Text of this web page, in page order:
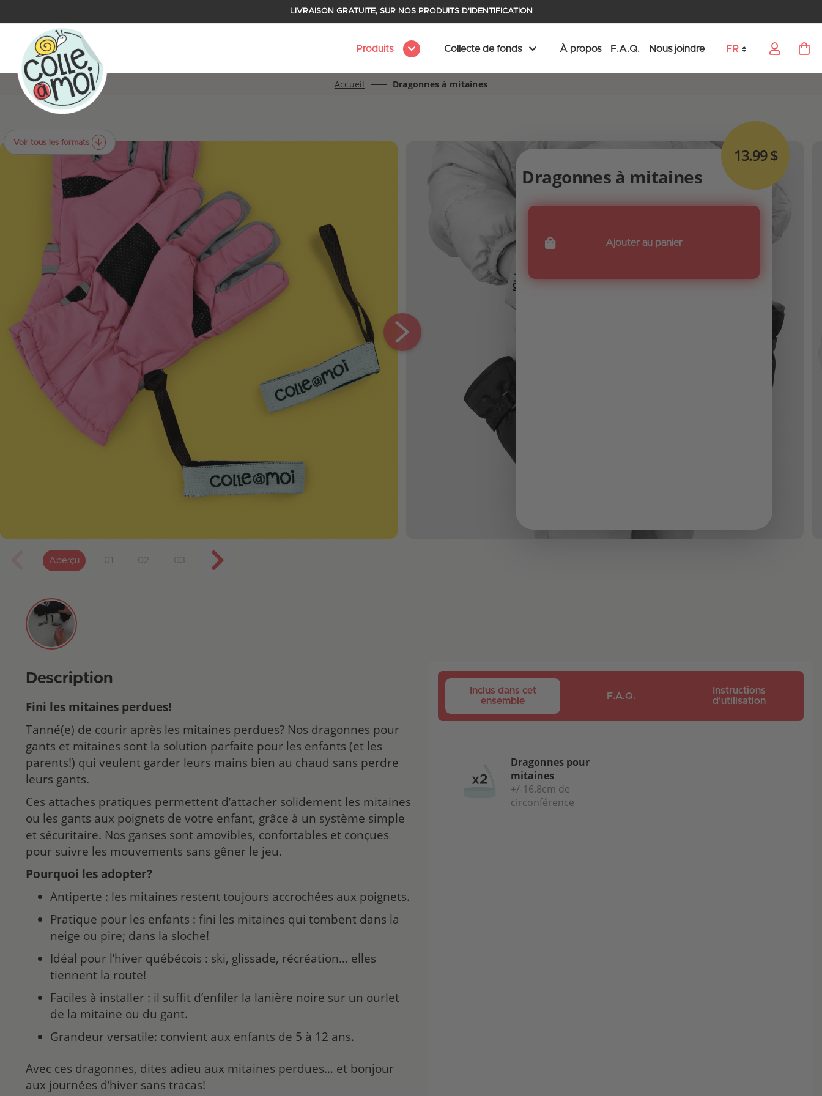
LIVRAISON GRATUITE, SUR NOS PRODUITS D'IDENTIFICATION
Produits Collecte de fonds À propos F.A.Q. Nous joindre
Language
FR My
Accueil Dragonnes à mitaines
Dragonnes à mitaines
13.99 $
Ajouter au panier
Voir tous les formats
Aperçu 01 02 03
Description
Fini les mitaines perdues!
Tanné(e) de courir après les mitaines perdues? Nos dragonnes pour
gants et mitaines sont la solution parfaite pour les enfants (et les
parents!) qui veulent garder leurs mains bien au chaud sans perdre
leurs gants.
Ces attaches pratiques permettent d’attacher solidement les mitaines
ou les gants aux poignets de votre enfant, grâce à un système simple
et sécuritaire. Nos ganses sont amovibles, confortables et conçues
pour suivre les mouvements sans gêner le jeu.
Pourquoi les adopter?
Antiperte : les mitaines restent toujours accrochées aux poignets.
Pratique pour les enfants : fini les mitaines qui tombent dans la
neige ou pire; dans la sloche!
Idéal pour l’hiver québécois : ski, glissade, récréation… elles
tiennent la route!
Faciles à installer : il suffit d’enfiler la lanière noire sur un ourlet
de la mitaine ou du gant.
Grandeur versatile: convient aux enfants de 5 à 12 ans.
Avec ces dragonnes, dites adieu aux mitaines perdues… et bonjour
aux journées d’hiver sans tracas!
Inclus dans cet
ensemble
F.A.Q.
Instructions
d'utilisation
Dragonnes pour
mitaines
+/-16.8cm de
circonférence